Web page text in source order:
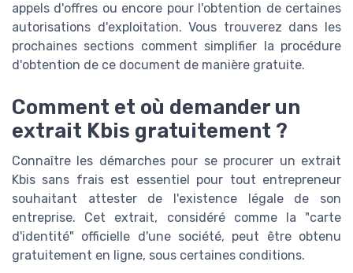
appels d'offres ou encore pour l'obtention de certaines
autorisations d'exploitation. Vous trouverez dans les
prochaines sections comment simplifier la procédure
d'obtention de ce document de manière gratuite.
Comment et où demander un
extrait Kbis gratuitement ?
Connaître les démarches pour se procurer un extrait
Kbis sans frais est essentiel pour tout entrepreneur
souhaitant attester de l'existence légale de son
entreprise. Cet extrait, considéré comme la "carte
d'identité" officielle d'une société, peut être obtenu
gratuitement en ligne, sous certaines conditions.